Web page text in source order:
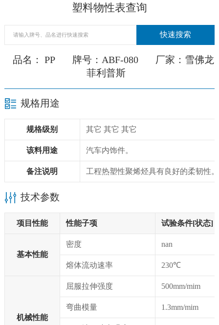
塑料物性表查询
品名： PP 牌号：ABF-080
厂家：雪佛龙
菲利普斯
规格用途
规格级别 其它 其它 其它
该料用途 汽车内饰件。
备注说明 工程热塑性聚烯烃具有良好的柔韧性。
技术参数
项目性能 性能子项 试验条件[状态]
基本性能
密度 nan
熔体流动速率 230℃
机械性能
屈服拉伸强度 500mm/mim
弯曲模量 1.3mm/mim